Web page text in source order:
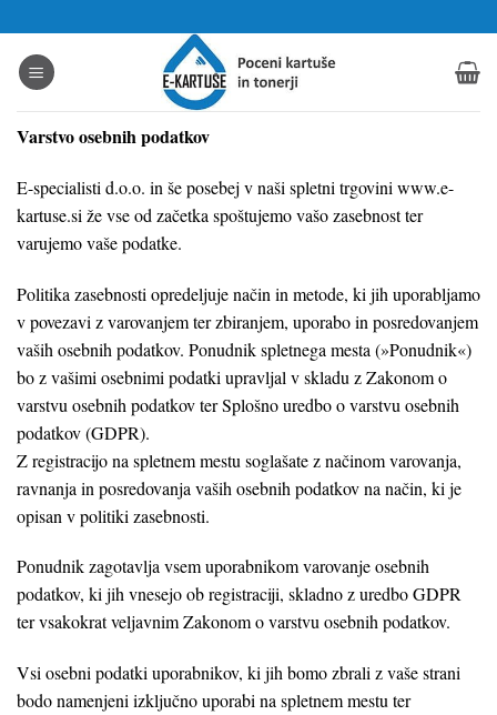
na
vsebino
Varstvo osebnih podatkov
E-specialisti d.o.o. in še posebej v naši spletni trgovini www.e-
kartuse.si že vse od začetka spoštujemo vašo zasebnost ter
varujemo vaše podatke.
Politika zasebnosti opredeljuje način in metode, ki jih uporabljamo
v povezavi z varovanjem ter zbiranjem, uporabo in posredovanjem
vaših osebnih podatkov. Ponudnik spletnega mesta (»Ponudnik«)
bo z vašimi osebnimi podatki upravljal v skladu z Zakonom o
varstvu osebnih podatkov ter Splošno uredbo o varstvu osebnih
podatkov (GDPR).
Z registracijo na spletnem mestu soglašate z načinom varovanja,
ravnanja in posredovanja vaših osebnih podatkov na način, ki je
opisan v politiki zasebnosti.
Ponudnik zagotavlja vsem uporabnikom varovanje osebnih
podatkov, ki jih vnesejo ob registraciji, skladno z uredbo GDPR
ter vsakokrat veljavnim Zakonom o varstvu osebnih podatkov.
Vsi osebni podatki uporabnikov, ki jih bomo zbrali z vaše strani
bodo namenjeni izključno uporabi na spletnem mestu ter